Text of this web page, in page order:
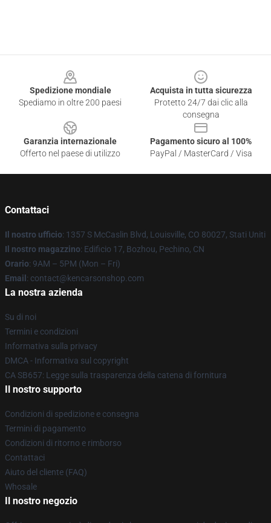
Spedizione mondiale
Spediamo in oltre 200 paesi
Acquista in tutta sicurezza
Protetto 24/7 dai clic alla
consegna
Garanzia internazionale
Offerto nel paese di utilizzo
Pagamento sicuro al 100%
PayPal / MasterCard / Visa
Contattaci
Il nostro ufficio: 1357 S McCaslin Blvd, Louisville, CO 80027, Stati Uniti
Il nostro magazzino: Edificio 17, Bozhou, Pechino, CN
Orario: 9AM – 5PM (Mon – Fri)
Email : contact@kencarsonshop.com
La nostra azienda
Su di noi
Termini e condizioni
Informativa sulla privacy
DMCA - Informativa sul copyright
CA SB657: Legge sulla trasparenza della catena di fornitura
Il nostro supporto
Condizioni di spedizione e consegna
Termini di pagamento
Condizioni di ritorno e rimborso
Contattaci
Aiuto del cliente (FAQ)
Whosale
Il nostro negozio